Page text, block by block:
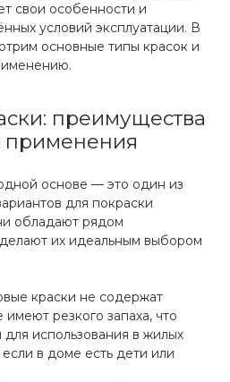
свои особенности и
условий эксплуатации. В
основные типы красок и
преимущества
применения
основе — это один из
для покраски
обладают рядом
их идеальным выбором
краски не содержат
резкого запаха, что
использования в жилых
в доме есть дети или